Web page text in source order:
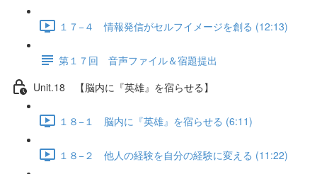
１７−４ 情報発信がセルフイメージを創る (12:13)
第１７回 音声ファイル＆宿題提出
Unit.18 【脳内に『英雄』を宿らせる】
１８−１ 脳内に『英雄』を宿らせる (6:11)
１８−２ 他人の経験を自分の経験に変える (11:22)